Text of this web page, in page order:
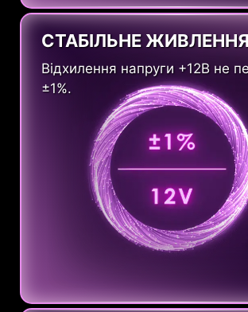
СТАБІЛЬНЕ
Відхилення напруги +12В не
±1%.